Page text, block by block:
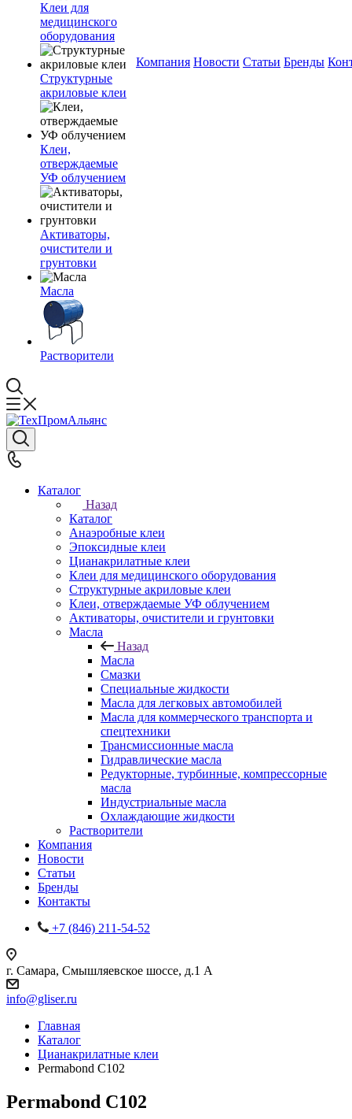
Клеи для
медицинского
оборудования
Структурные
акриловые клеи
Клеи,
отверждаемые
УФ облучением
Активаторы,
очистители и
грунтовки
Масла
Растворители
Компания Новости Статьи Бренды
Каталог
Назад
Каталог
Анаэробные клеи
Эпоксидные клеи
Цианакрилатные клеи
Клеи для медицинского оборудования
Структурные акриловые клеи
Клеи, отверждаемые УФ облучением
Активаторы, очистители и грунтовки
Масла
Назад
Масла
Смазки
Специальные жидкости
Масла для легковых автомобилей
Масла для коммерческого транспорта и
спецтехники
Трансмиссионные масла
Гидравлические масла
Редукторные, турбинные, компрессорные
масла
Индустриальные масла
Охлаждающие жидкости
Растворители
Компания
Новости
Статьи
Бренды
Контакты
+7 (846) 211-54-52
г. Самара, Смышляевское шоссе, д.1 А
info@gliser.ru
Главная
Каталог
Цианакрилатные клеи
Permabond C102
Permabond C102